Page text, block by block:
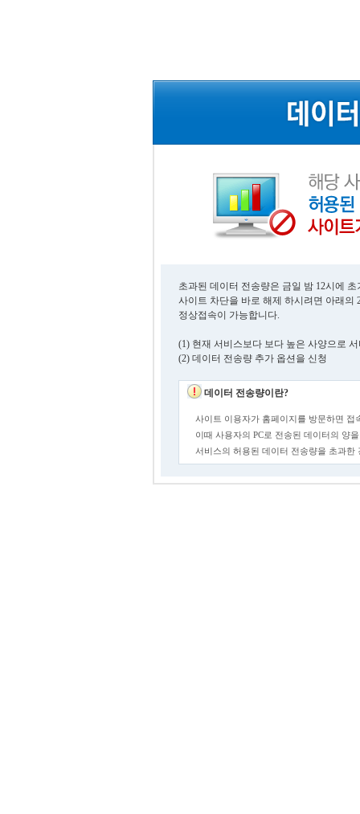
초과된 데이터 전송량은 금일 밤 12시에
사이트 차단을 바로 해제 하시려면 아래의
정상접속이 가능합니다.
(1) 현재 서비스보다 보다 높은 사양으로
(2) 데이터 전송량 추가 옵션을 신청
데이터 전송량이란?
사이트 이용자가 홈페이지를 방문하면 접
이때 사용자의 PC로 전송된 데이터의 양
서비스의 허용된 데이터 전송량을 초과